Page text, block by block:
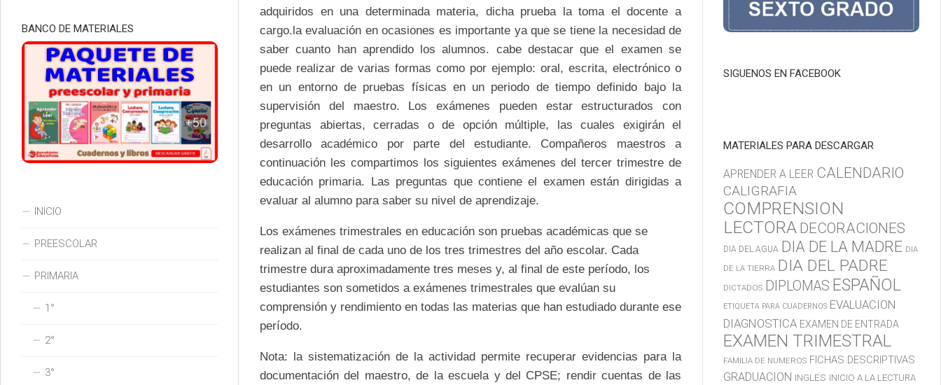
adquiridos en una determinada materia, dicha prueba la toma el docente a
cargo.la evaluación en ocasiones es importante ya que se tiene la necesidad de
saber cuanto han aprendido los alumnos. cabe destacar que el examen se
puede realizar de varias formas como por ejemplo: oral, escrita, electrónico o
en un entorno de pruebas físicas en un periodo de tiempo definido bajo la
supervisión del maestro. Los exámenes pueden estar estructurados con
preguntas abiertas, cerradas o de opción múltiple, las cuales exigirán el
desarrollo académico por parte del estudiante. Compañeros maestros a
continuación les compartimos los siguientes exámenes del tercer trimestre de
educación primaria. Las preguntas que contiene el examen están dirigidas a
evaluar al alumno para saber su nivel de aprendizaje.
Los exámenes trimestrales en educación son pruebas académicas que se
realizan al final de cada uno de los tres trimestres del año escolar. Cada
trimestre dura aproximadamente tres meses y, al final de este período, los
estudiantes son sometidos a exámenes trimestrales que evalúan su
comprensión y rendimiento en todas las materias que han estudiado durante ese
período.
Nota: la sistematización de la actividad permite recuperar evidencias para la
documentación del maestro, de la escuela y del CPSE; rendir cuentas de las
BANCO DE MATERIALES
INICIO
PREESCOLAR
PRIMARIA
1°
2°
3°
SIGUENOS EN FACEBOOK
MATERIALES PARA DESCARGAR
APRENDER A LEER CALENDARIO
CALIGRAFIA
COMPRENSION
LECTORA DECORACIONES
DIA DEL AGUA DIA DE LA MADRE DIA
DE LA TIERRA DIA DEL PADRE
DICTADOS DIPLOMAS ESPAÑOL
ETIQUETA PARA CUADERNOS EVALUACION
DIAGNOSTICA EXAMEN DE ENTRADA
EXAMEN TRIMESTRAL
FAMILIA DE NUMEROS FICHAS DESCRIPTIVAS
GRADUACION INGLES INICIO A LA LECTURA